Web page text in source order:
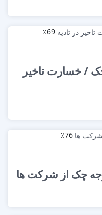
٪69
/ خسارت تاخیر
٪76
چک از شرکت ها